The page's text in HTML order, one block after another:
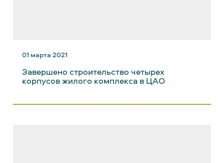
01 марта 2021
Завершено строительство четырех
корпусов жилого комплекса в ЦАО